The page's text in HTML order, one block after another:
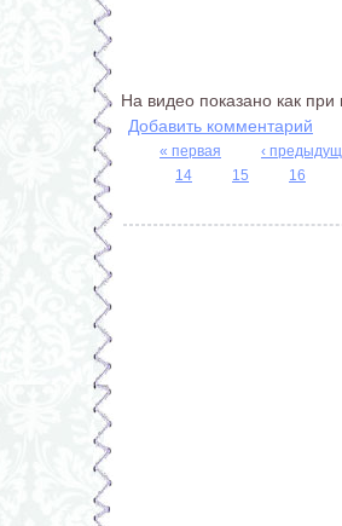
На видео показано как
Добавить комментарий
Страницы
« первая
‹
14
15 16